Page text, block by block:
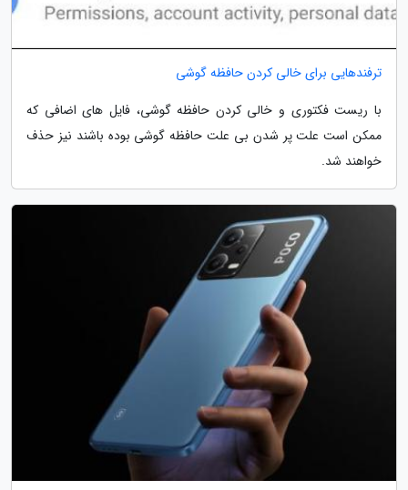
ترفندهایی برای خالی کردن حافظه گوشی
با ریست فکتوری و خالی کردن حافظه گوشی، فایل های اضافی که
ممکن است علت پر شدن بی علت حافظه گوشی بوده باشند نیز حذف
خواهند شد.